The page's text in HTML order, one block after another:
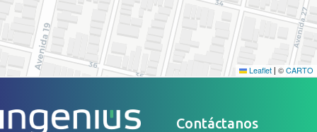
Leaflet ©CARTO
Contáctanos